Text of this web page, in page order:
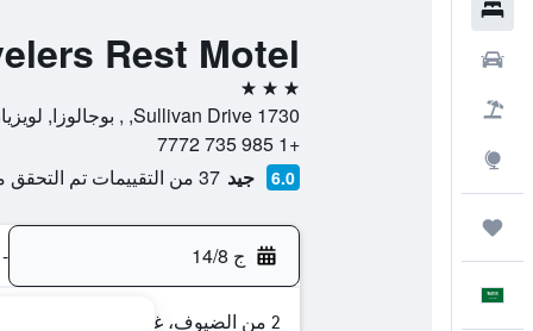
Rest Motel
3 نجوم
1730 Sullivan Drive, , بوجالوزا, لويزيانا, الولايات المتحدة الأميريكية
+1 985 735 7772
6.0 جيد 37 من التقييمات تم التحقق منها
ج 14/8 -
2 من الضيوف، غرفة واحدة